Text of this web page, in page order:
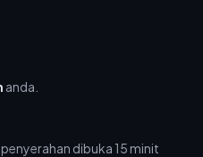
anda.
dibuka 15 minit